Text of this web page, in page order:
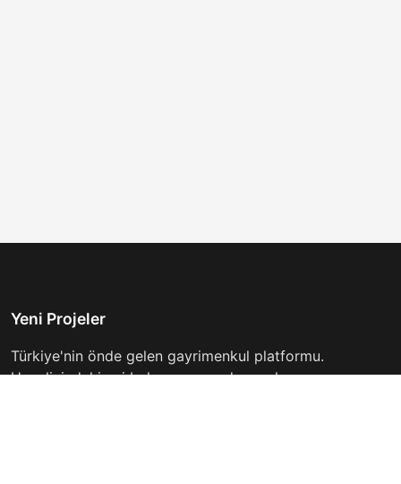
Yeni Projeler
Türkiye'nin önde gelen gayrimenkul platformu.
Hayalinizdeki evi bulmanıza yardımcı oluyoruz.